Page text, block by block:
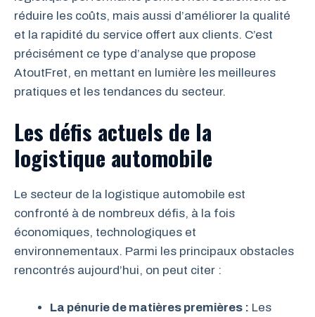
réduire les coûts, mais aussi d’améliorer la qualité
et la rapidité du service offert aux clients. C’est
précisément ce type d’analyse que propose
AtoutFret, en mettant en lumière les meilleures
pratiques et les tendances du secteur.
Les défis actuels de la
logistique automobile
Le secteur de la logistique automobile est
confronté à de nombreux défis, à la fois
économiques, technologiques et
environnementaux. Parmi les principaux obstacles
rencontrés aujourd’hui, on peut citer :
La pénurie de matières premières : Les